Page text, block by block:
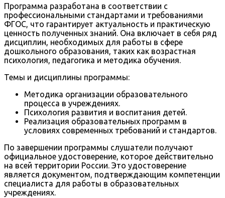
Программа разработана в соответствии с
профессиональными стандартами и требованиями
ФГОС, что гарантирует актуальность и практическую
ценность полученных знаний. Она включает в себя ряд
дисциплин, необходимых для работы в сфере
дошкольного образования, таких как возрастная
психология, педагогика и методика обучения.
Темы и дисциплины программы:
Методика организации образовательного
процесса в учреждениях.
Психология развития и воспитания детей.
Реализация образовательных программ в
условиях современных требований и стандартов.
По завершении программы слушатели получают
официальное удостоверение, которое действительно
на всей территории России. Это удостоверение
является документом, подтверждающим компетенции
специалиста для работы в образовательных
учреждениях.